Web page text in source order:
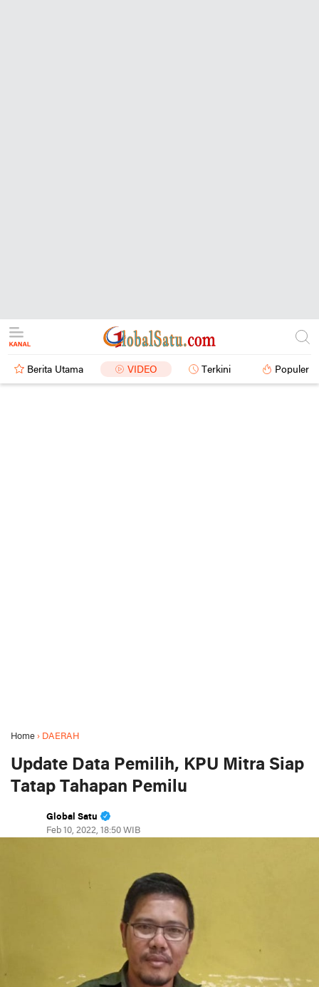
Berita Utama VIDEO Terkini Populer
Home › DAERAH
Update Data Pemilih, KPU Mitra Siap
Tatap Tahapan Pemilu
Global Satu
Feb 10, 2022, 18:50 WIB